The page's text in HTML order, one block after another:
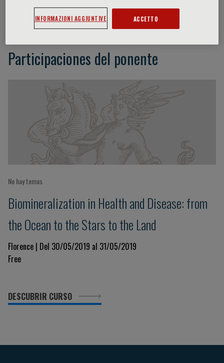
Nadjia Fratzl-Zelman
Participaciones del ponente
No hay temas
​Biomineralization in Health and Disease: from
the Ocean to the Stars to the Land
Florence | Del 30/05/2019 al 31/05/2019
Free
DESCUBRIR CURSO
INFORMAZIONI AGGIUNTIVE ACCETTO